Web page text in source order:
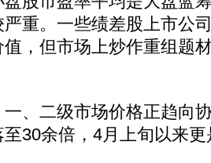
重。一些绩差股上市公
，但市场上炒作重组题
二级市场价格正趋向
30余倍，4月上旬以来